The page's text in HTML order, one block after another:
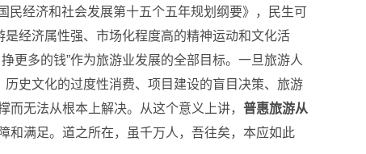
民经济和社会发展第十五个五年规划纲要》，民生可
是经济属性强、市场化程度高的精神运动和文化活
更多的钱”作为旅游业发展的全部目标。 一旦旅游人
史文化的过度性消费、项目建设的盲目决策、旅游
无法从根本上解决。从这个意义上讲， 普惠旅游从
和满足。道之所在，虽千万人，吾往矣，本应如此